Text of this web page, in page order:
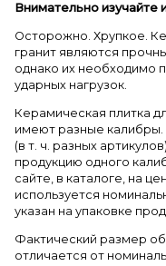
Внимательно изучайте
Осторожно. Хрупкое.
гранит являются
однако их необходимо
ударных нагрузок.
Керамическая плитка
имеют разные калибры.
(в т. ч. разных
продукцию одного
сайте, в каталоге, на
используется
указан на упаковке
Фактический размер
отличается от